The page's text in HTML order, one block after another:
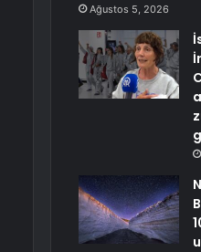
Ağustos 5, 2026